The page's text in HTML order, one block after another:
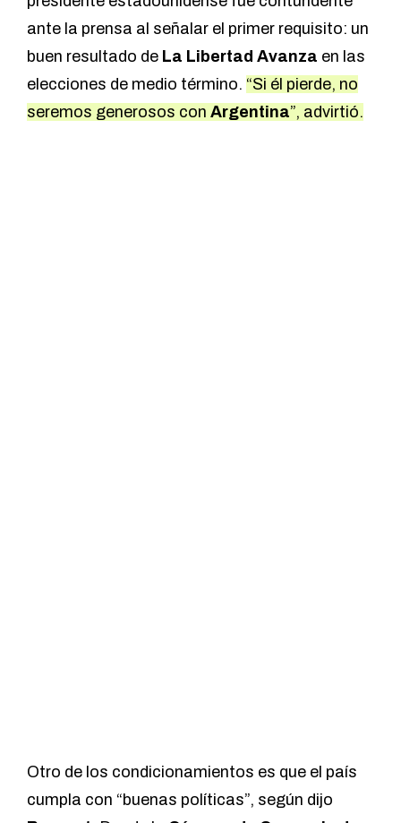
ante la prensa al señalar el primer requisito: un
buen resultado de La Libertad Avanza en las
elecciones de medio término. “Si él pierde, no
seremos generosos con Argentina”, advirtió.
Otro de los condicionamientos es que el país
cumpla con “buenas políticas”, según dijo